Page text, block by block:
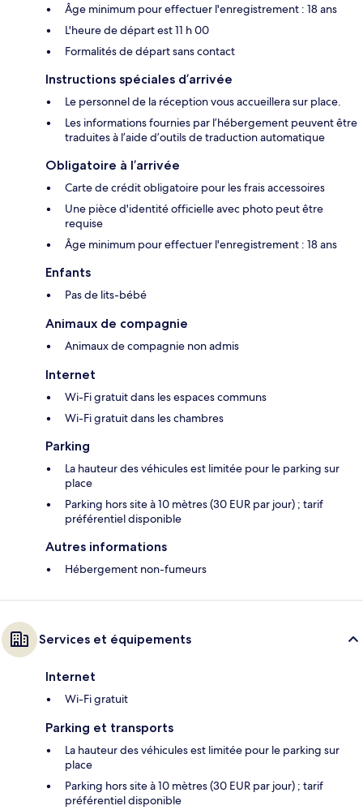
Âge minimum pour effectuer l'enregistrement : 18 ans
L'heure de départ est 11 h 00
Formalités de départ sans contact
Instructions spéciales d’arrivée
Le personnel de la réception vous accueillera sur place.
Les informations fournies par l’hébergement peuvent être
traduites à l’aide d’outils de traduction automatique
Obligatoire à l’arrivée
Carte de crédit obligatoire pour les frais accessoires
Une pièce d'identité officielle avec photo peut être
requise
Âge minimum pour effectuer l'enregistrement : 18 ans
Enfants
Pas de lits-bébé
Animaux de compagnie
Animaux de compagnie non admis
Internet
Wi-Fi gratuit dans les espaces communs
Wi-Fi gratuit dans les chambres
Parking
La hauteur des véhicules est limitée pour le parking sur
place
Parking hors site à 10 mètres (30 EUR par jour) ; tarif
préférentiel disponible
Autres informations
Hébergement non-fumeurs
Services et équipements
Internet
Wi-Fi gratuit
Parking et transports
La hauteur des véhicules est limitée pour le parking sur
place
Parking hors site à 10 mètres (30 EUR par jour) ; tarif
préférentiel disponible